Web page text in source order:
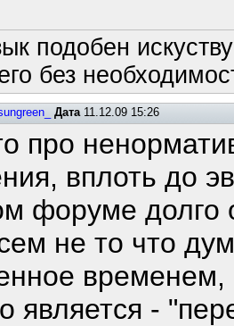
подобен
без
Дата11.12.09 15:26
про
вплоть до
форуме долго
не то что
является -